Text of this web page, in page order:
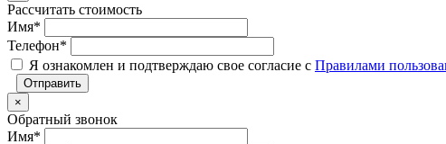
Рассчитать стоимость
Имя*
Телефон*
Я ознакомлен и подтверждаю свое согласие с Правилами
×
Обратный звонок
Имя*